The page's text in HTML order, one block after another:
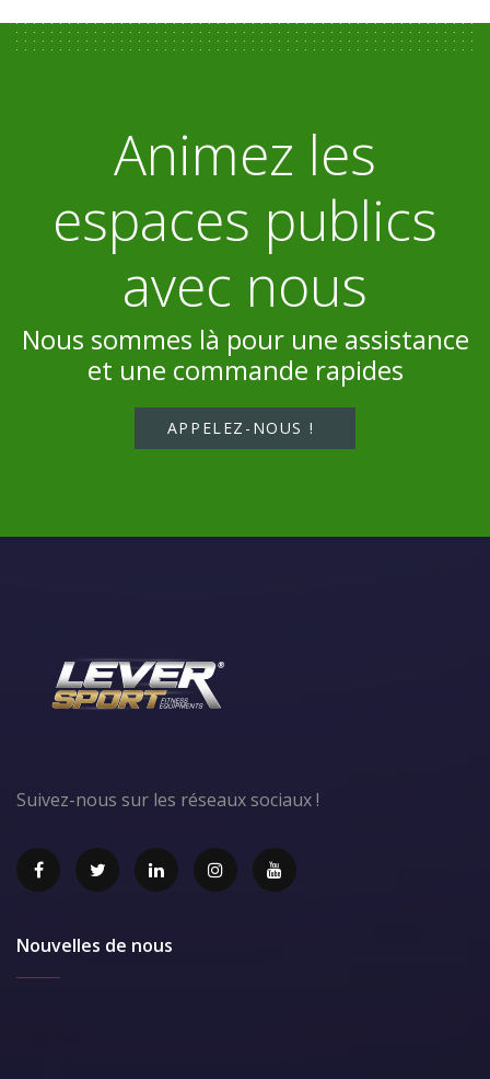
Animez les
espaces publics
avec nous
Nous sommes là pour une assistance
et une commande rapides
APPELEZ-NOUS !
Suivez-nous sur les réseaux sociaux !
Nouvelles de nous